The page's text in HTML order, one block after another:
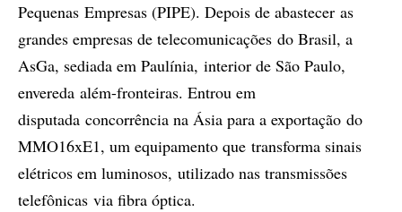
Pequenas Empresas (PIPE). Depois de abastecer as
grandes empresas de telecomunicações do Brasil, a
AsGa, sediada em Paulínia, interior de São Paulo,
envereda além-fronteiras. Entrou em
disputada concorrência na Ásia para a exportação do
MMO16xE1, um equipamento que transforma sinais
elétricos em luminosos, utilizado nas transmissões
telefônicas via fibra óptica.